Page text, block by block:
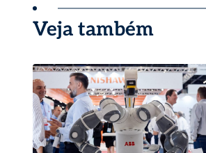
Veja também